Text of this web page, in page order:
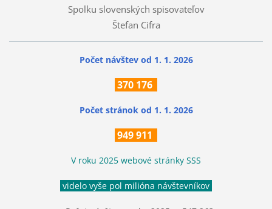
Spolku slovenských spisovateľov
Štefan Cifra
Počet návštev od 1. 1. 2026
370 176
Počet stránok od 1. 1. 2026
949 911
V roku 2025 webové stránky SSS
videlo vyše pol milióna návštevníkov